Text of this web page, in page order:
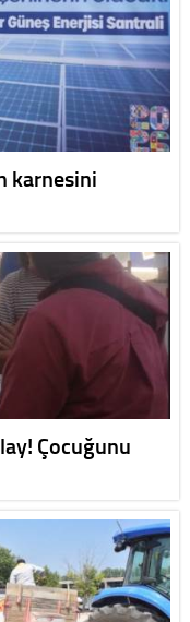
karnesini
Çocuğunu